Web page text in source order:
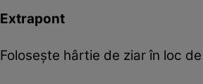
Extrapont
Foloseşte hârtie de ziar în loc